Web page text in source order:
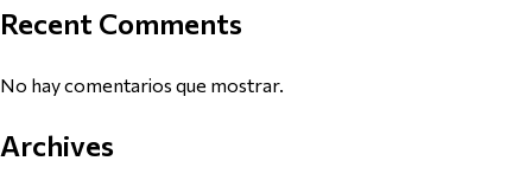
Recent Comments
No hay comentarios que mostrar.
Archives